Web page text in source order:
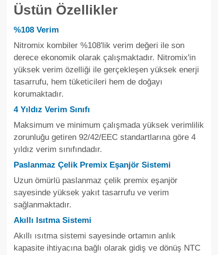
Üstün Özellikler
%108 Verim
Nitromix kombiler %108'lik verim değeri ile son
derece ekonomik olarak çalışmaktadır. Nitromix'in
yüksek verim özelliği ile gerçekleşen yüksek enerji
tasarrufu, hem tüketicileri hem de doğayı
korumaktadır.
4 Yıldız Verim Sınıfı
Maksimum ve minimum çalışmada yüksek verimlilik
zorunluğu getiren 92/42/EEC standartlarına göre 4
yıldız verim sınıfındadır.
Paslanmaz Çelik Premix Eşanjör Sistemi
Uzun ömürlü paslanmaz çelik premix eşanjör
sayesinde yüksek yakıt tasarrufu ve verim
sağlanmaktadır.
Akıllı Isıtma Sistemi
Akıllı ısıtma sistemi sayesinde ortamın anlık
kapasite ihtiyacına bağlı olarak gidiş ve dönüş NTC